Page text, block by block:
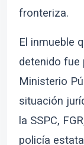
fronteriza.
El inmueble
detenido fue
Ministerio
situación
la SSPC,
policía